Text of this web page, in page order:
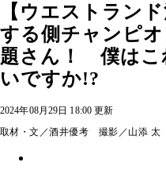
【ウエストラン
する側チャンピ
題さん！ 僕はこ
いですか!?
2024年08月29日 18:00 更新
取材・文／酒井優考 撮影／山添 太